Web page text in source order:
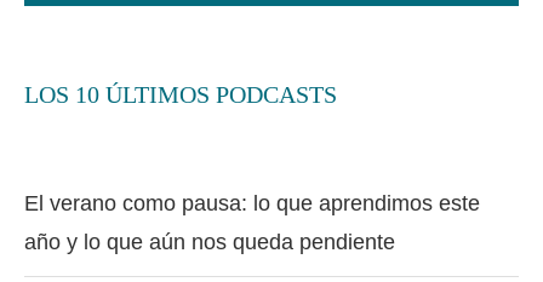
LOS 10 ÚLTIMOS PODCASTS
El verano como pausa: lo que aprendimos este
año y lo que aún nos queda pendiente